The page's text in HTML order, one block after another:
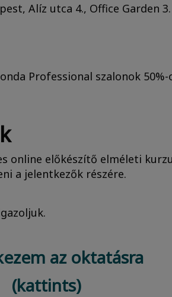
Alíz utca 4., Office Garden 3.
Professional szalonok
online előkészítő elméleti
a jelentkezők részére.
az oktatásra
(kattints)